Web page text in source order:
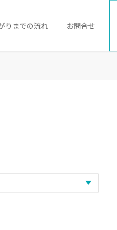
りまでの流れ お問合せ